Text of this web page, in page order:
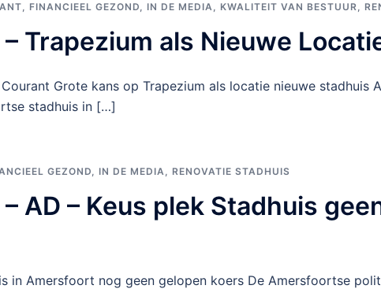
, FINANCIEEL GEZOND, IN DE MEDIA, KWALITEIT VAN BESTUUR,
Trapezium als Nieuwe
Grote kans op Trapezium als locatie nieuwe stadhuis
stadhuis in […]
GEZOND, IN DE MEDIA, RENOVATIE STADHUIS
AD – Keus plek Stadhuis
in Amersfoort nog geen gelopen koers De Amersfoortse